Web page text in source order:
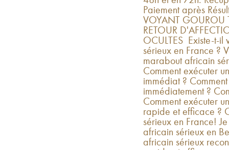
Paiement après
VOYANT GOUROU
RETOUR
OCULTES Existe-t-il
sérieux en France ?
marabout africain
Comment exécuter
immédiat ?
immédiatement ?
Comment exécuter
rapide et efficace ?
sérieux en France!
africain sérieux en
africain sérieux